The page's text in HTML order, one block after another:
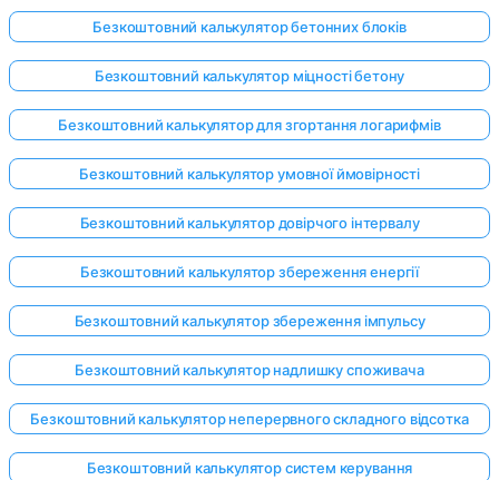
Безкоштовний калькулятор бетонних блоків
Безкоштовний калькулятор міцності бетону
Безкоштовний калькулятор для згортання логарифмів
Безкоштовний калькулятор умовної ймовірності
Безкоштовний калькулятор довірчого інтервалу
Безкоштовний калькулятор збереження енергії
Безкоштовний калькулятор збереження імпульсу
Безкоштовний калькулятор надлишку споживача
Безкоштовний калькулятор неперервного складного відсотка
Безкоштовний калькулятор систем керування